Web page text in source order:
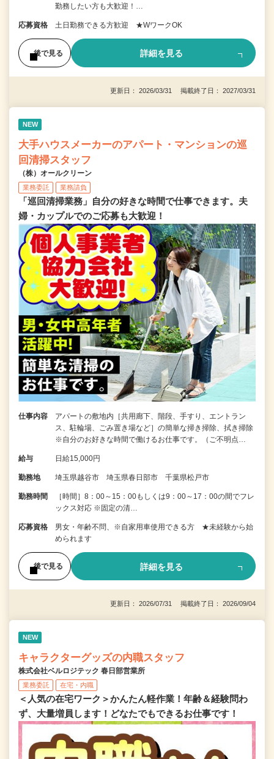
勤務したい方も大歓迎！…
応募資格 土日勤務できる方歓迎 ★WワークOK
後で見る 詳細を見る
更新日： 2026/03/31 掲載終了日： 2027/03/31
NEW
大手ハウスメーカーのアパート・マンションの巡
回清掃スタッフ
（株）オールクリーン
業務委託 業務請負
「巡回清掃業務」自分の好きな時間で仕事できます。夫
婦・カップルでのご応募も大歓迎！
仕事内容
アパートの敷地内［共用廊下、階段、手すり、エントラン
ス、駐輪場、ごみ置き場など］の簡単な掃き掃除、拭き掃除
※自分のお好きな時間で働けるお仕事です。（ご不明点…
給与 日給15,000円
勤務地 埼玉県越谷市 埼玉県春日部市 千葉県松戸市
勤務時間
［時間］8：00～15：00もしくは9：00～17：00の間でフレ
ックス対応 ※固定の清…
応募資格
男女・年齢不問、※自家用車使用できる方 ★未経験から始
められます
後で見る 詳細を見る
更新日： 2026/07/31 掲載終了日： 2026/09/04
NEW
キャラクターグッズの内職スタッフ
株式会社ベルロジテック 春日部営業所
業務委託 在宅・内職
＜人気の在宅ワーク＞かんたん軽作業！年齢＆経験問わ
ず、大量増員します！どなたでもできるお仕事です！